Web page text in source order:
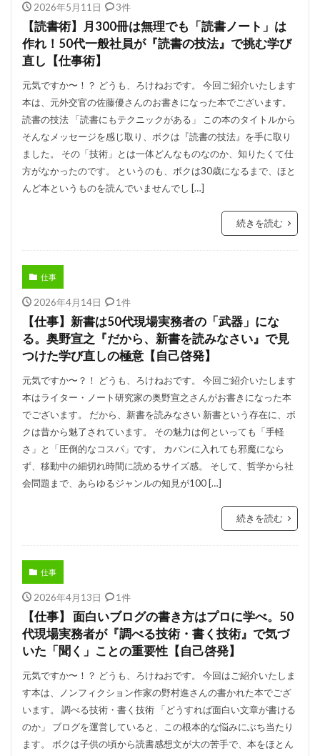
2026年5月11日 3件
【読書術】月300冊は無理でも「読書ノート」は
作れ！50代一般社員が『読書の技法』で挑む学び
直し【仕事術】
元気ですか〜！？ どうも、ろけねおです。 今回ご紹介いたします
本は、元外交官の佐藤優さんのお書きになった本でございます。
読書の技法 「読書にもテクニックがある」 この本のタイトルから
そんなメッセージを感じ取り、ボクは『読書の技法』を手に取り
ました。 その「技術」とは一体どんなものなのか、知りたくて仕
方がなかったのです。 というのも、ボクは30歳になるまで、ほと
んど本というものを読んでいませんでし […]
続きを読む
仕事
2026年4月14日 1件
【仕事】新書は50代現場実務者の「武器」にな
る。奥野宣之『だから、新書を読みなさい』で見
つけた学び直しの極意【自己啓発】
元気ですか〜？！ どうも、ろけねおです。 今回ご紹介いたします
本はライター・ノート研究家の奥野宣之さんがお書きになった本
でございます。 だから、新書を読みなさい 新書という存在に、ボ
クは昔から魅了されています。 その魅力は何といっても「手軽
さ」と「圧倒的なコスパ」です。 カバンに入れても邪魔になら
ず、移動中の細切れ時間に読めるサイズ感。 そして、哲学から社
会問題まで、あらゆるジャンルの知見が100 […]
続きを読む
仕事
2026年4月13日 1件
【仕事】 面白いブログの書き方はプロに学べ。50
代現場実務者が『調べる技術・書く技術』で気づ
いた「聞く」ことの重要性【自己啓発】
元気ですか〜！？ どうも、ろけねおです。 今回はご紹介いたしま
す本は、ノンフィクション作家の野村進さんの書かれた本でござ
います。 調べる技術・書く技術 「どうすれば面白い文章が書ける
のか」 ブログを運営していると、この根本的な悩みにぶち当たり
ます。 ボクは子供の頃から読書感想文が大の苦手で、本をほとん